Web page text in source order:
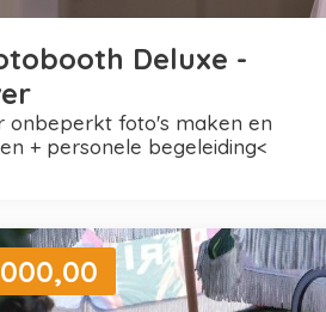
Deluxe -
+ personele begeleiding<